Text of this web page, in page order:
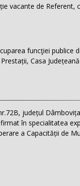
vacante de Referent,
funcţiei publice
Casa
județul
în specialitatea
a Capacității de